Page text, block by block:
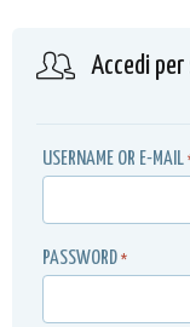
Accedi
USERNAME OR E-MAIL
PASSWORD *